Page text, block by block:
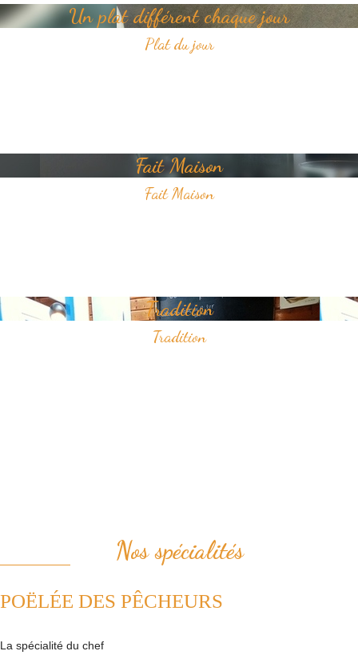
Un plat différent chaque jour
Plat du jour
Fait Maison
Fait Maison
Tradition
Tradition
Nos spécialités
POËLÉE DES PÊCHEURS
La spécialité du chef